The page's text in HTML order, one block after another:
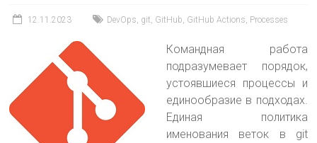
12.11.2023 DevOps, git, GitHub, GitHub Actions, Processes
Командная работа
подразумевает порядок,
устоявшиеся процессы и
единообразие в подходах.
Единая политика
именования веток в git